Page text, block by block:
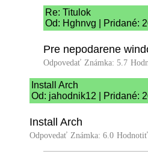
Re: Titulok
Od: Hghnvg | Pridané:
Pre nepodarene
Odpovedať Známka: 5.7
Install Arch
Od: jahodnik12 | Pridané:
Install Arch
Odpovedať Známka: 6.0